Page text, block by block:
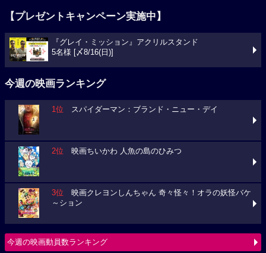
【プレゼントキャンペーン実施中】
『グレイ・ミッション』アクリルスタンド
5名様 [〆8/16(日)]
今週の映画ランキング
1位 スパイダーマン：ブランド・ニュー・デイ
2位 映画ちいかわ 人魚の島のひみつ
3位 映画クレヨンしんちゃん 奇々怪々！オラの妖怪バケ
～ション
今週の映画動員数ランキング